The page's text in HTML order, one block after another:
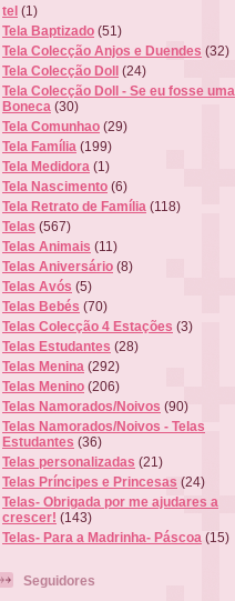
tel (1)
Tela Baptizado (51)
Tela Colecção Anjos e Duendes (32)
Tela Colecção Doll
(24)
Tela Colecção Doll - Se eu fosse uma
Boneca (30)
Tela Comunhao (29)
Tela Família (199)
Tela Medidora (1)
Tela Nascimento (6)
Tela Retrato de Família (118)
Telas (567)
Telas Animais (11)
Telas Aniversário (8)
Telas Avós (5)
Telas Bebés (70)
Telas Colecção 4 Estações (3)
Telas Estudantes (28)
Telas Menina (292)
Telas Menino (206)
Telas Namorados/Noivos (90)
Telas Namorados/Noivos - Telas
Estudantes (36)
Telas personalizadas (21)
Telas Príncipes e Princesas (24)
Telas- Obrigada por me ajudares a
crescer! (143)
Telas- Para a Madrinha- Páscoa (15)
Seguidores